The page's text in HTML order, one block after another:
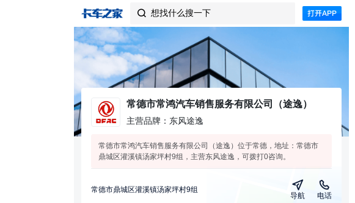
 想找什么搜一下
常德市常鸿汽车销售服务有限公司（途逸）
主营品牌：东风途逸
常德市常鸿汽车销售服务有限公司（途逸）位于常德，地址：常德市
鼎城区灌溪镇汤家坪村9组，主营东风途逸，可拨打0咨询。
常德市鼎城区灌溪镇汤家坪村9组
导航 电话